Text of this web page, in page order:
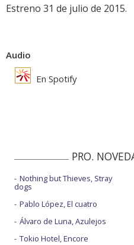
Estreno 31 de julio de 2015.
Audio
En Spotify
PRO.
Nothing but Thieves, Stray
dogs
Pablo López, El cuatro
Álvaro de Luna, Azulejos
Tokio Hotel, Encore